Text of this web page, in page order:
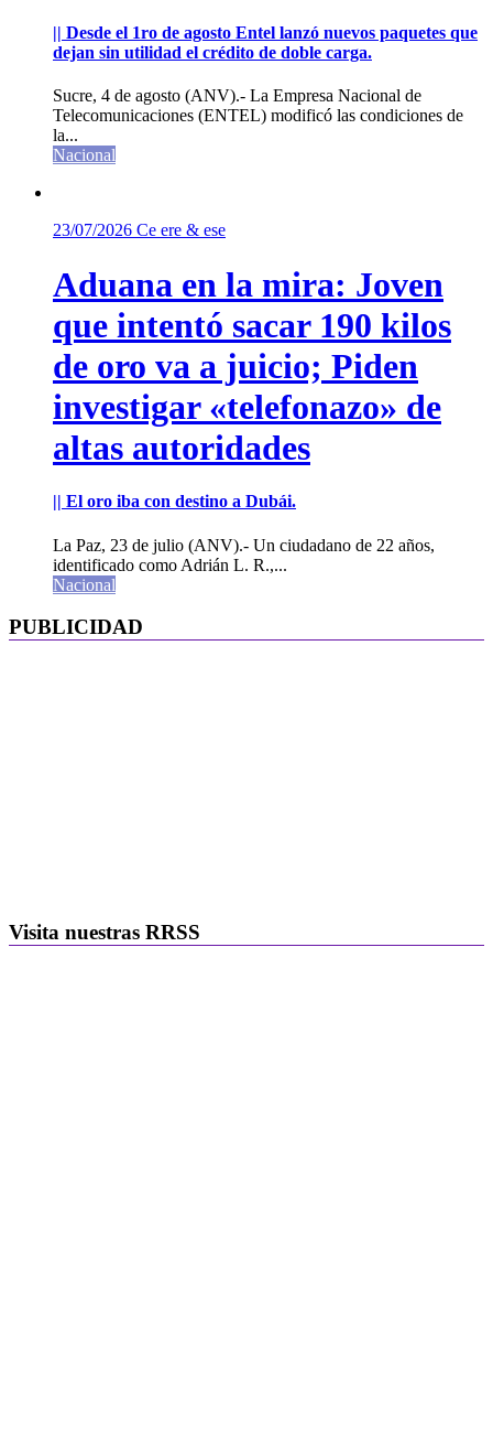
|| Desde el 1ro de agosto Entel lanzó nuevos paquetes que
dejan sin utilidad el crédito de doble carga.
Sucre, 4 de agosto (ANV).- La Empresa Nacional de
Telecomunicaciones (ENTEL) modificó las condiciones de
la...
Nacional
23/07/2026 Ce ere & ese
Aduana en la mira: Joven
que intentó sacar 190 kilos
de oro va a juicio; Piden
investigar «telefonazo» de
altas autoridades
|| El oro iba con destino a Dubái.
La Paz, 23 de julio (ANV).- Un ciudadano de 22 años,
identificado como Adrián L. R.,...
Nacional
PUBLICIDAD
Visita nuestras RRSS